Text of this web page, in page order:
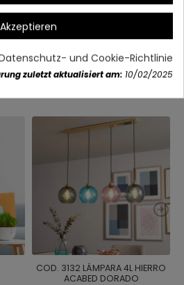
Artikeldetails
COD. 3132 LÁMPARA 4L HIERRO
ACABED DORADO
Akzeptieren
und Cookie-Richtlinie
zuletzt aktualisiert am: 10/02/2025